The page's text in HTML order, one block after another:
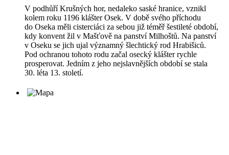
V podhůří Krušných hor, nedaleko saské hranice, vznikl
kolem roku 1196 klášter Osek. V době svého příchodu
do Oseka měli cisterciáci za sebou již téměř šestileté období,
kdy konvent žil v Mašťově na panství Milhoštů. Na panství
v Oseku se jich ujal významný šlechtický rod Hrabišiců.
Pod ochranou tohoto rodu začal osecký klášter rychle
prosperovat. Jedním z jeho nejslavnějších období se stala
30. léta 13. století.